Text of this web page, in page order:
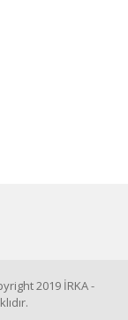
2019 İRKA -